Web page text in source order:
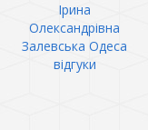
Ірина
Олександрівна
Залевська Одеса
відгуки